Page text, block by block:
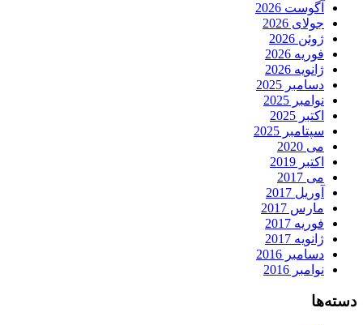
آگوست 2026
جولای 2026
ژوئن 2026
فوریه 2026
ژانویه 2026
دسامبر 2025
نوامبر 2025
اکتبر 2025
سپتامبر 2025
می 2020
اکتبر 2019
می 2017
آوریل 2017
مارس 2017
فوریه 2017
ژانویه 2017
دسامبر 2016
نوامبر 2016
دسته‌ها